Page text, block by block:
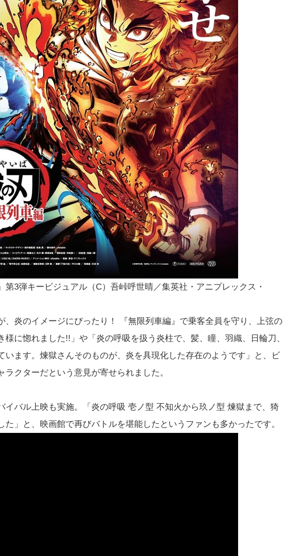
第3弾キービジュアル（C）吾峠呼世晴／集英社・アニプレックス・
、炎のイメージにぴったり！ 『無限列車編』で乗客全員を守り、上弦の
様に惚れました!!」や「炎の呼吸を扱う炎柱で、髪、瞳、羽織、日輪刀、
います。煉獄さんそのものが、炎を具現化した存在のようです」と、ビ
クターだという意見が寄せられました。
イバル上映も実施。「炎の呼吸 壱ノ型 不知火から玖ノ型 煉獄まで、猗
」と、映画館で再びバトルを堪能したというファンも多かったです。